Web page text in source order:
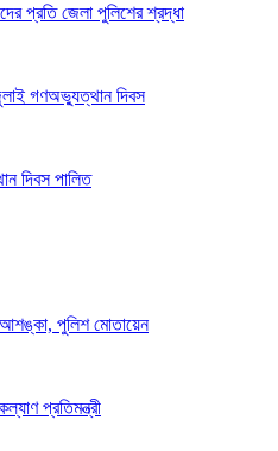
প্রতি জেলা পুলিশের শ্রদ্ধা
গণঅভ্যুত্থান দিবস
দিবস পালিত
আশঙ্কা, পুলিশ মোতায়েন
প্রতিমন্ত্রী